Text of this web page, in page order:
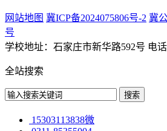
网站地图 冀ICP备2024075806号-2 冀
号
学校地址：石家庄市新华路592号 电话
全站搜索
15303113838微